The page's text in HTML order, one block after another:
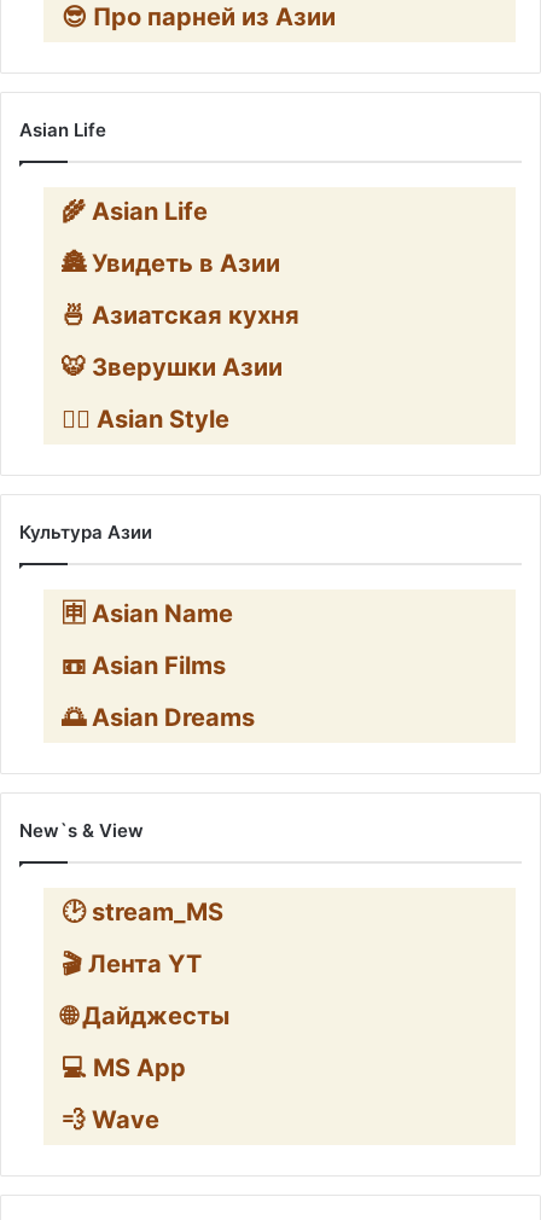
😎 Про парней из Азии
Asian Life
🌾 Asian Life
🏯 Увидеть в Азии
🍜 Азиатская кухня
🐯 Зверушки Азии
🧛‍♂️ Asian Style
Культура Азии
🈸 Asian Name
📼 Asian Films
🌅 Asian Dreams
New`s & View
🕑 stream_MS
🎬 Лента YT
🌐 Дайджесты
💻 MS App
💨 Wave